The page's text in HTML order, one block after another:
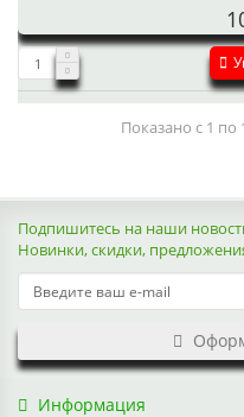
Показано с 1 по
Подпишитесь на наши
Новинки, скидки,
Информация